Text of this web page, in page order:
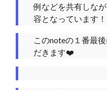
例などを共有しな
容となっています！
このnoteの１番最
だきます❤️‍